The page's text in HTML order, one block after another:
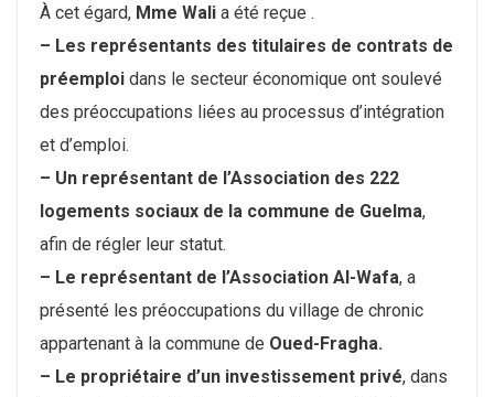
À cet égard, Mme Wali a été reçue .
– Les représentants des titulaires de contrats de
préemploi dans le secteur économique ont soulevé
des préoccupations liées au processus d’intégration
et d’emploi.
– Un représentant de l’Association des 222
logements sociaux de la commune de Guelma,
afin de régler leur statut.
– Le représentant de l’Association Al-Wafa, a
présenté les préoccupations du village de chronic
appartenant à la commune de Oued-Fragha.
– Le propriétaire d’un investissement privé, dans